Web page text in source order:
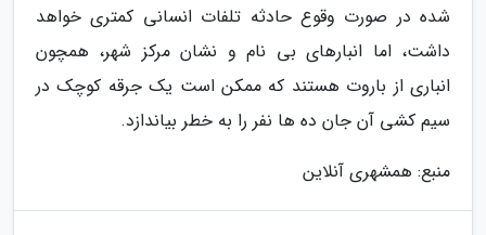
شده در صورت وقوع حادثه تلفات انسانی کمتری خواهد
داشت، اما انبارهای بی نام و نشان مرکز شهر، همچون
انباری از باروت هستند که ممکن است یک جرقه کوچک در
سیم کشی آن جان ده ها نفر را به خطر بیاندازد.
منبع: همشهری آنلاین